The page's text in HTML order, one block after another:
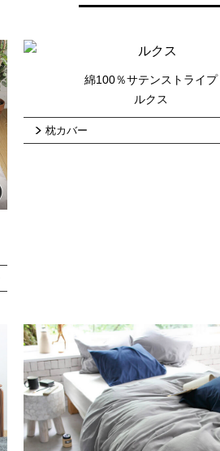
綿100％サテンストライプ
ルクス
枕カバー